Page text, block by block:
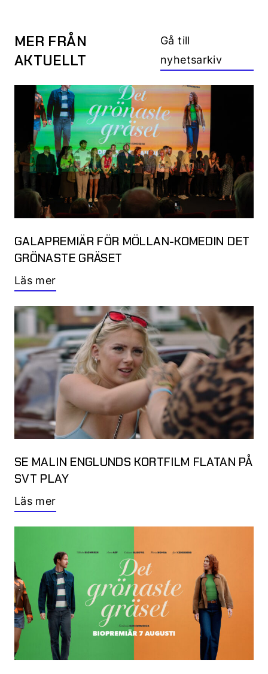
MER FRÅN
AKTUELLT
Gå till
nyhetsarkiv
GALAPREMIÄR FÖR MÖLLAN-KOMEDIN DET
GRÖNASTE GRÄSET
Läs mer
SE MALIN ENGLUNDS KORTFILM FLATAN PÅ
SVT PLAY
Läs mer